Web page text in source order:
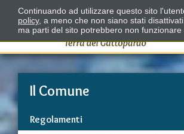
Il Comune
Regolamenti
Continuando ad utilizzare questo sito
policy, a meno che non siano stati
ma parti del sito potrebbero non funzionare